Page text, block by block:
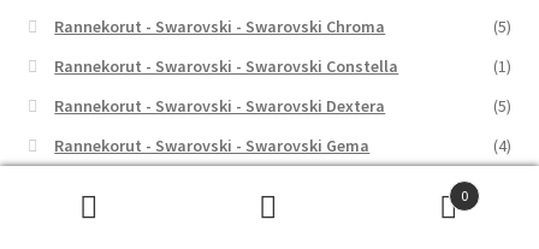
Rannekorut - Swarovski - Swarovski Chroma
(5)
Rannekorut - Swarovski - Swarovski Constella
(1)
Rannekorut - Swarovski - Swarovski Dextera
(5)
Rannekorut - Swarovski - Swarovski Gema
(4)
Rannekorut - Swarovski - Swarovski Imber
0